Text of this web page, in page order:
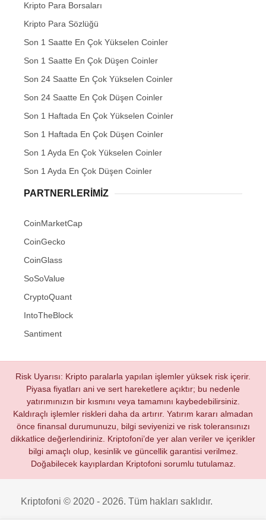
Kripto Para Borsaları
Kripto Para Sözlüğü
Son 1 Saatte En Çok Yükselen Coinler
Son 1 Saatte En Çok Düşen Coinler
Son 24 Saatte En Çok Yükselen Coinler
Son 24 Saatte En Çok Düşen Coinler
Son 1 Haftada En Çok Yükselen Coinler
Son 1 Haftada En Çok Düşen Coinler
Son 1 Ayda En Çok Yükselen Coinler
Son 1 Ayda En Çok Düşen Coinler
PARTNERLERIMIZ
CoinMarketCap
CoinGecko
CoinGlass
SoSoValue
CryptoQuant
IntoTheBlock
Santiment
Risk Uyarısı: Kripto paralarla yapılan işlemler yüksek risk içerir.
Piyasa fiyatları ani ve sert hareketlere açıktır; bu nedenle
yatırımınızın bir kısmını veya tamamını kaybedebilirsiniz.
Kaldıraçlı işlemler riskleri daha da artırır. Yatırım kararı almadan
önce finansal durumunuzu, bilgi seviyenizi ve risk toleransınızı
dikkatlice değerlendiriniz. Kriptofoni’de yer alan veriler ve içerikler
bilgi amaçlı olup, kesinlik ve güncellik garantisi verilmez.
Doğabilecek kayıplardan Kriptofoni sorumlu tutulamaz.
Kriptofoni © 2020 - 2026. Tüm hakları saklıdır.